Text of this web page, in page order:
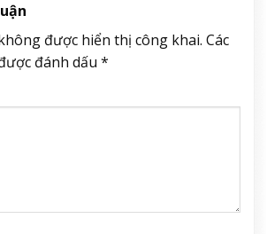
được hiển thị công khai. Các
đánh dấu *